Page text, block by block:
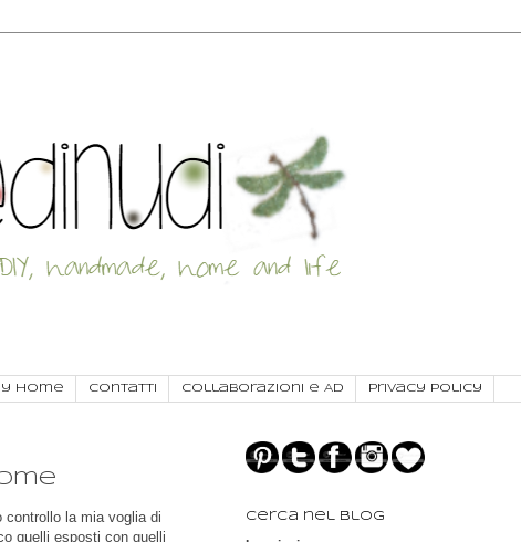
Home Contatti Collaborazioni e AD Privacy Policy
la mia voglia di
quelli esposti con quelli
Cerca nel blog